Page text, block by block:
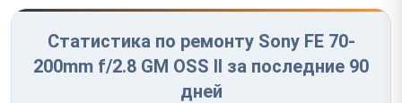
Статистика по ремонту Sony FE 70-
200mm f/2.8 GM OSS II за последние 90
дней